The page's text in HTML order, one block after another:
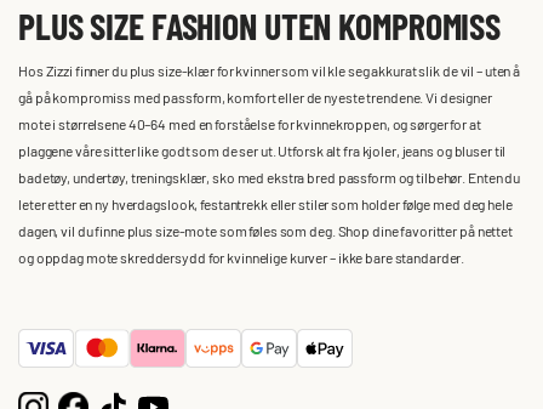
PLUS SIZE FASHION UTEN KOMPROMISS
Hos Zizzi finner du plus size-klær for kvinner som vil kle seg akkurat slik de vil – uten å
gå på kompromiss med passform, komfort eller de nyeste trendene. Vi designer
mote i størrelsene 40–64 med en forståelse for kvinnekroppen, og sørger for at
plaggene våre sitter like godt som de ser ut. Utforsk alt fra kjoler, jeans og bluser til
badetøy, undertøy, treningsklær, sko med ekstra bred passform og tilbehør. Enten du
leter etter en ny hverdagslook, festantrekk eller stiler som holder følge med deg hele
dagen, vil du finne plus size-mote som føles som deg. Shop dine favoritter på nettet
og oppdag mote skreddersydd for kvinnelige kurver – ikke bare standarder.